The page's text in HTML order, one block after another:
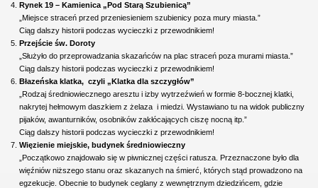
4. Rynek 19 – Kamienica „Pod Starą Szubienicą”
„Miejsce straceń przed przeniesieniem szubienicy poza mury miasta.”
Ciąg dalszy historii podczas wycieczki z przewodnikiem!
5. Przejście św. Doroty
„Służyło do przeprowadzania skazańców na plac straceń poza murami miasta.”
Ciąg dalszy historii podczas wycieczki z przewodnikiem!
6. Błazeńska klatka, czyli „Klatka dla szczygłów”
„Rodzaj średniowiecznego aresztu i izby wytrzeźwień w formie 8-bocznej klatki,
nakrytej hełmowym daszkiem z żelaza i miedzi. Wystawiano tu na widok publiczny
pijaków, awanturników, osobników zakłócających ciszę nocną itp.”
Ciąg dalszy historii podczas wycieczki z przewodnikiem!
7. Więzienie miejskie, budynek średniowieczny
„Początkowo znajdowało się w piwnicznej części ratusza. Przeznaczone było dla
więźniów niższego stanu oraz skazanych na śmierć, których stąd prowadzono na
egzekucje. Obecnie to budynek ceglany z wewnętrznym dziedzińcem, gdzie